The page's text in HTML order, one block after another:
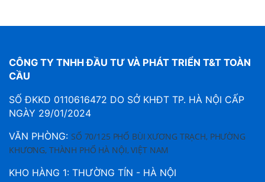
CÔNG TY TNHH ĐẦU TƯ VÀ PHÁT TRIỂN T&T TOÀN
CẦU
SỐ ĐKKD 0110616472 DO SỞ KHĐT TP. HÀ NỘI CẤP
NGÀY 29/01/2024
VĂN PHÒNG: SỐ 70/125 PHỐ BÙI XƯƠNG TRẠCH, PHƯỜNG
KHƯƠNG, THÀNH PHỐ HÀ NỘI, VIỆT NAM
KHO HÀNG 1: THƯỜNG TÍN - HÀ NỘI